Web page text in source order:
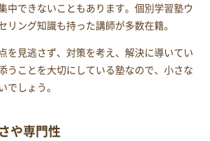
中できないこともあります。個別学習塾ウ
リング知識も持った講師が多数在籍。
を見逃さず、対策を考え、解決に導いてい
うことを大切にしている塾なので、小さな
でしょう。
や専門性